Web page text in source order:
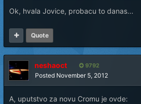
Ok, hvala Jovice, probacu to danas...
Quote
neshaoct 9792
Posted November 5, 2012
A, uputstvo za novu Cromu je ovde: